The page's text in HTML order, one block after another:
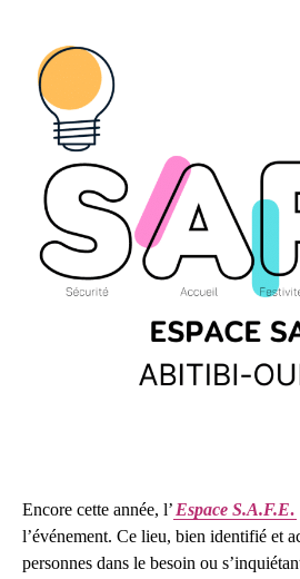
Encore cette année, l’Espace S.A.F.E.
l’événement. Ce lieu, bien identifié et
personnes dans le besoin ou